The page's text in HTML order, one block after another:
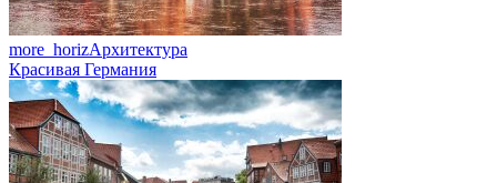
more_horizАрхитектура
Красивая Германия